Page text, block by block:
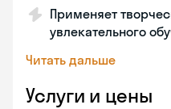
Применяет
увлекательного
Читать дальше
Услуги и цены